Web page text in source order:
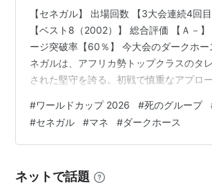
【セネガル】 出場回数 【3大会連続4回
【ベスト8（2002）】 総合評価 【Ａ－
ージ突破率【60％】 今大会のダークホー
ネガルは、アフリカ勢トップクラスのタ
された堅守を誇る。初戦で慎重なアプロ
ーナメント進出は一気に現実味を帯びて
のグループ」さえ突破できれば、悲願の
ちろん、アフリカ勢初となる世界の頂点
同士であるノルウェーとの対戦は死闘の
#ワールドカップ 2026 #死のグループ
#セネガル #マネ #ダークホース
ネットで話題